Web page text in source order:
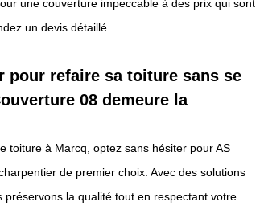
une couverture impeccable à des prix qui sont
un devis détaillé.
pour refaire sa toiture sans se
08 demeure la
toiture à Marcq, optez sans hésiter pour AS
de premier choix. Avec des solutions
préservons la qualité tout en respectant votre